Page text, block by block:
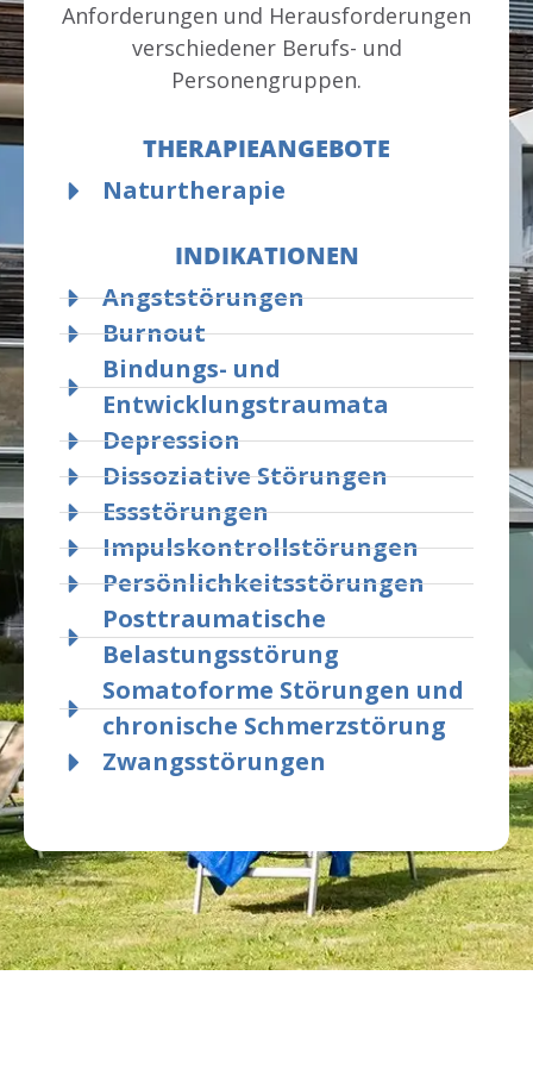
Anforderungen und Herausforderungen
verschiedener Berufs- und
Personengruppen.
THERAPIEANGEBOTE
Naturtherapie
INDIKATIONEN
Angststörungen
Burnout
Bindungs- und
Entwicklungstraumata
Depression
Dissoziative Störungen
Essstörungen
Impulskontrollstörungen
Persönlichkeitsstörungen
Posttraumatische
Belastungsstörung
Somatoforme Störungen und
chronische Schmerzstörung
Zwangsstörungen